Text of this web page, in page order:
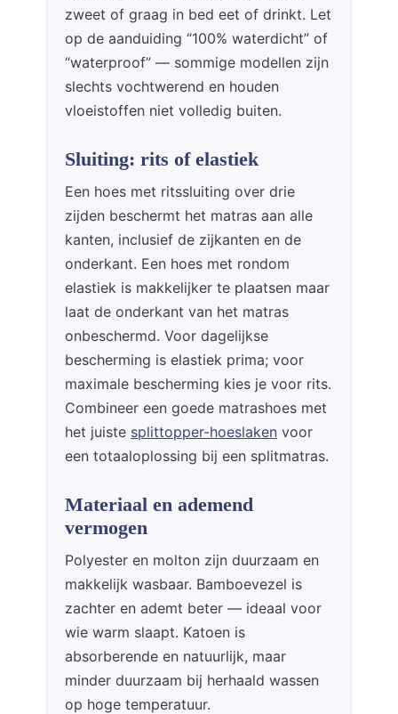
zweet of graag in bed eet of drinkt. Let
op de aanduiding “100% waterdicht” of
“waterproof” — sommige modellen zijn
slechts vochtwerend en houden
vloeistoffen niet volledig buiten.
Sluiting: rits of elastiek
Een hoes met ritssluiting over drie
zijden beschermt het matras aan alle
kanten, inclusief de zijkanten en de
onderkant. Een hoes met rondom
elastiek is makkelijker te plaatsen maar
laat de onderkant van het matras
onbeschermd. Voor dagelijkse
bescherming is elastiek prima; voor
maximale bescherming kies je voor rits.
Combineer een goede matrashoes met
het juiste splittopper-hoeslaken voor
een totaaloplossing bij een splitmatras.
Materiaal en ademend
vermogen
Polyester en molton zijn duurzaam en
makkelijk wasbaar. Bamboevezel is
zachter en ademt beter — ideaal voor
wie warm slaapt. Katoen is
absorberende en natuurlijk, maar
minder duurzaam bij herhaald wassen
op hoge temperatuur.